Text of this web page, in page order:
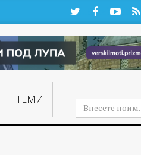
TwitterFacebookYouTube
RSS
ТЕМИ